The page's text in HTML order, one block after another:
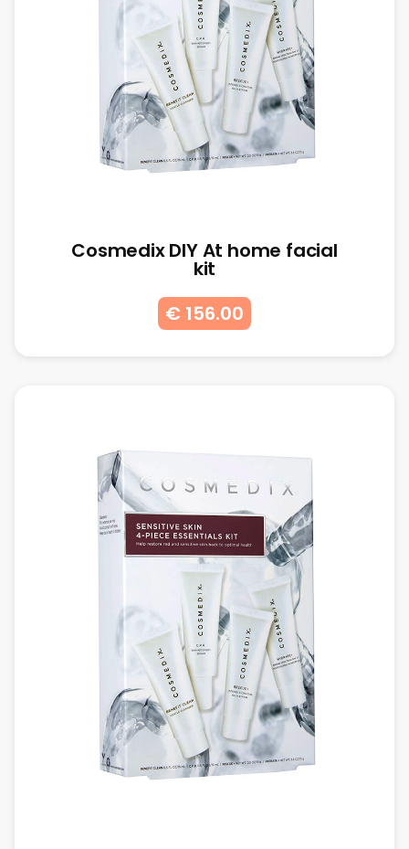
Cosmedix DIY At home facial
kit
€ 156.00